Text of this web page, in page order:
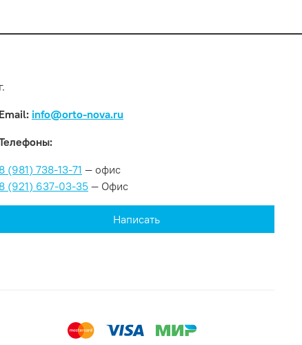
г.
Email: info@orto-nova.ru
8 (981) 738-13-71 — офис
8 (921) 637-03-35 — Офис
Написать